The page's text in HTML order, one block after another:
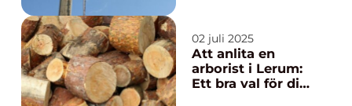
fungerar felfritt.
Stockholm, med sin
moderna arkitektur
och äldre byggnader i
02 juli 2025
Att anlita en
arborist i Lerum:
Ett bra val för din